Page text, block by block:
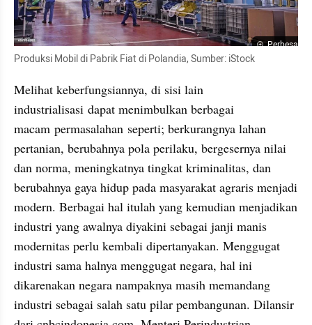
Perbesar
Produksi Mobil di Pabrik Fiat di Polandia, Sumber: iStock
Melihat keberfungsiannya, di sisi lain
industrialisasi dapat menimbulkan berbagai
macam permasalahan seperti; berkurangnya lahan
pertanian, berubahnya pola perilaku, bergesernya nilai
dan norma, meningkatnya tingkat kriminalitas, dan
berubahnya gaya hidup pada masyarakat agraris menjadi
modern. Berbagai hal itulah yang kemudian menjadikan
industri yang awalnya diyakini sebagai janji manis
modernitas perlu kembali dipertanyakan. Menggugat
industri sama halnya menggugat negara, hal ini
dikarenakan negara nampaknya masih memandang
industri sebagai salah satu pilar pembangunan. Dilansir